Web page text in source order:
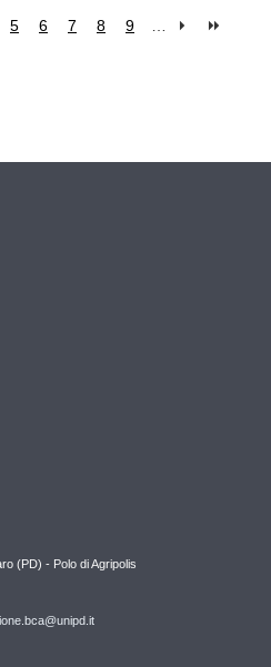
5 6 7 8 9 …
(PD) - Polo di Agripolis